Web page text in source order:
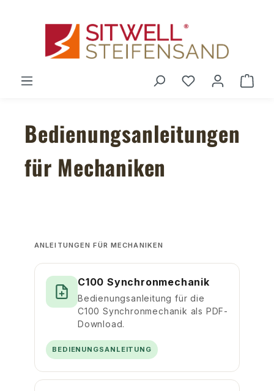
Du hast 0
Bedienungsanleitungen
für Mechaniken
ANLEITUNGEN FÜR MECHANIKEN
C100 Synchronmechanik
Bedienungsanleitung für die
C100 Synchronmechanik als PDF-
Download.
BEDIENUNGSANLEITUNG